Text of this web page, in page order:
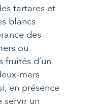
tartares et
blancs
des
ou
fruités d’un
mers
en présence
servir un